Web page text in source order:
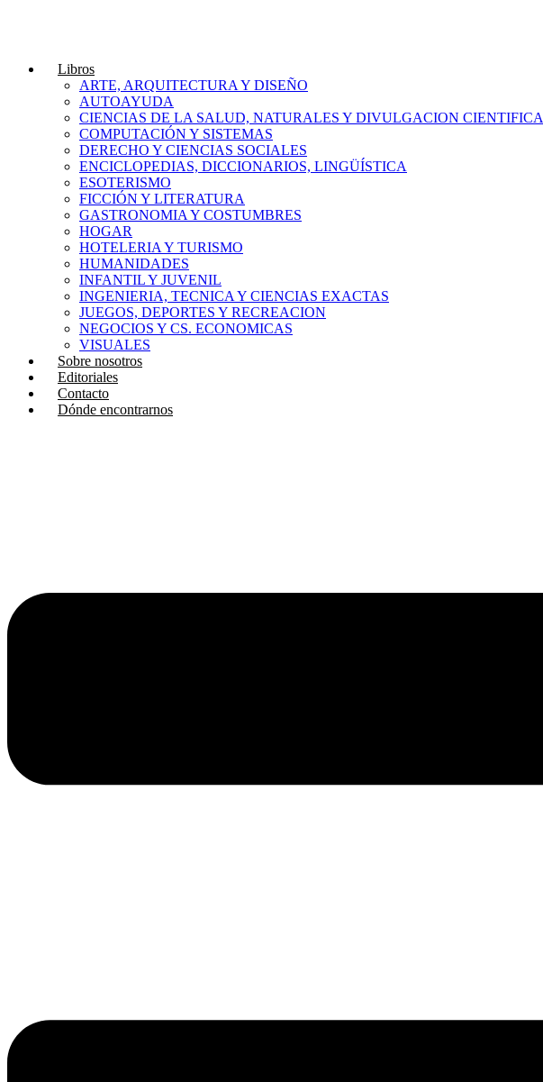
Libros
ARTE, ARQUITECTURA Y DISEÑO
AUTOAYUDA
CIENCIAS DE LA SALUD, NATURALES Y DIVULGACION CIENTIFICA
COMPUTACIÓN Y SISTEMAS
DERECHO Y CIENCIAS SOCIALES
ENCICLOPEDIAS, DICCIONARIOS, LINGÜÍSTICA
ESOTERISMO
FICCIÓN Y LITERATURA
GASTRONOMIA Y COSTUMBRES
HOGAR
HOTELERIA Y TURISMO
HUMANIDADES
INFANTIL Y JUVENIL
INGENIERIA, TECNICA Y CIENCIAS EXACTAS
JUEGOS, DEPORTES Y RECREACION
NEGOCIOS Y CS. ECONOMICAS
VISUALES
Sobre nosotros
Editoriales
Contacto
Dónde encontrarnos